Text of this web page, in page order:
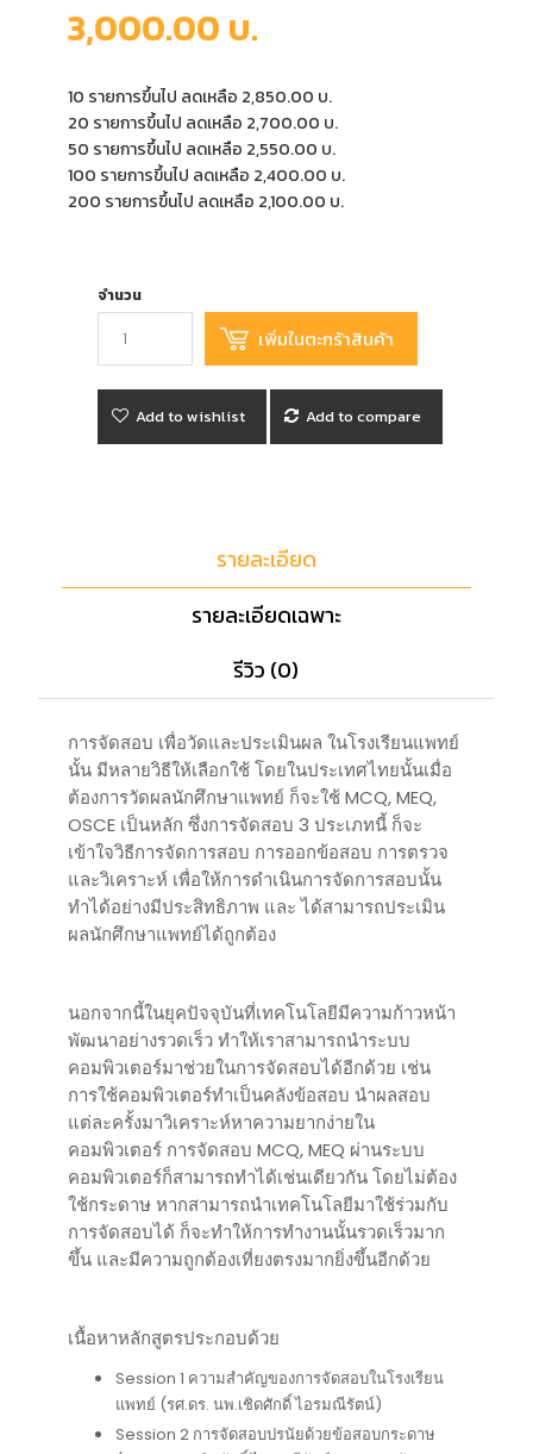
3,000.00 บ.
10 รายการขึ้นไป ลดเหลือ 2,850.00 บ.
20 รายการขึ้นไป ลดเหลือ 2,700.00 บ.
50 รายการขึ้นไป ลดเหลือ 2,550.00 บ.
100 รายการขึ้นไป ลดเหลือ 2,400.00 บ.
200 รายการขึ้นไป ลดเหลือ 2,100.00 บ.
จำนวน
Add to wishlist Add to compare
รายละเอียด
รายละเอียดเฉพาะ
รีวิว (0)
การจัดสอบ เพื่อวัดและประเมินผล ในโรงเรียนแพทย์
นั้น มีหลายวิธีให้เลือกใช้ โดยในประเทศไทยนั้นเมื่อ
ต้องการวัดผลนักศึกษาแพทย์ ก็จะใช้ MCQ, MEQ,
OSCE เป็นหลัก ซึ่งการจัดสอบ 3 ประเภทนี้ ก็จะ
เข้าใจวิธีการจัดการสอบ การออกข้อสอบ การตรวจ
และวิเคราะห์ เพื่อให้การดำเนินการจัดการสอบนั้น
ทำได้อย่างมีประสิทธิภาพ และ ได้สามารถประเมิน
ผลนักศึกษาแพทย์ได้ถูกต้อง
นอกจากนี้ในยุคปัจจุบันที่เทคโนโลยีมีความก้าวหน้า
พัฒนาอย่างรวดเร็ว ทำให้เราสามารถนำระบบ
คอมพิวเตอร์มาช่วยในการจัดสอบได้อีกด้วย เช่น
การใช้คอมพิวเตอร์ทำเป็นคลังข้อสอบ นำผลสอบ
แต่ละครั้งมาวิเคราะห์หาความยากง่ายใน
คอมพิวเตอร์ การจัดสอบ MCQ, MEQ ผ่านระบบ
คอมพิวเตอร์ก็สามารถทำได้เช่นเดียวกัน โดยไม่ต้อง
ใช้กระดาษ หากสามารถนำเทคโนโลยีมาใช้ร่วมกับ
การจัดสอบได้ ก็จะทำให้การทำงานนั้นรวดเร็วมาก
ขึ้น และมีความถูกต้องเที่ยงตรงมากยิ่งขึ้นอีกด้วย
เนื้อหาหลักสูตรประกอบด้วย
Session 1 ความสำคัญของการจัดสอบในโรงเรียน
แพทย์ (รศ.ดร. นพ.เชิดศักดิ์ ไอรมณีรัตน์)
Session 2 การจัดสอบปรนัยด้วยข้อสอบกระดาษ